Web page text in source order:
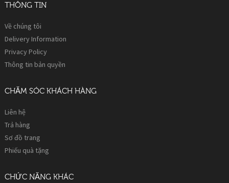
THÔNG TIN
Về chúng tôi
Delivery Information
Privacy Policy
Thông tin bản quyền
CHĂM SÓC KHÁCH HÀNG
Liên hệ
Trả hàng
Sơ đồ trang
Phiếu quà tặng
CHỨC NĂNG KHÁC